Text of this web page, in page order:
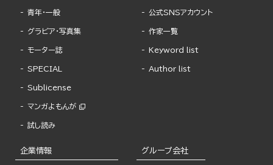
青年・一般
グラビア・写真集
モーター誌
SPECIAL
Sublicense
マンガよもんが
試し読み
公式SNSアカウント
作家一覧
Keyword list
Author list
企業情報 グループ会社